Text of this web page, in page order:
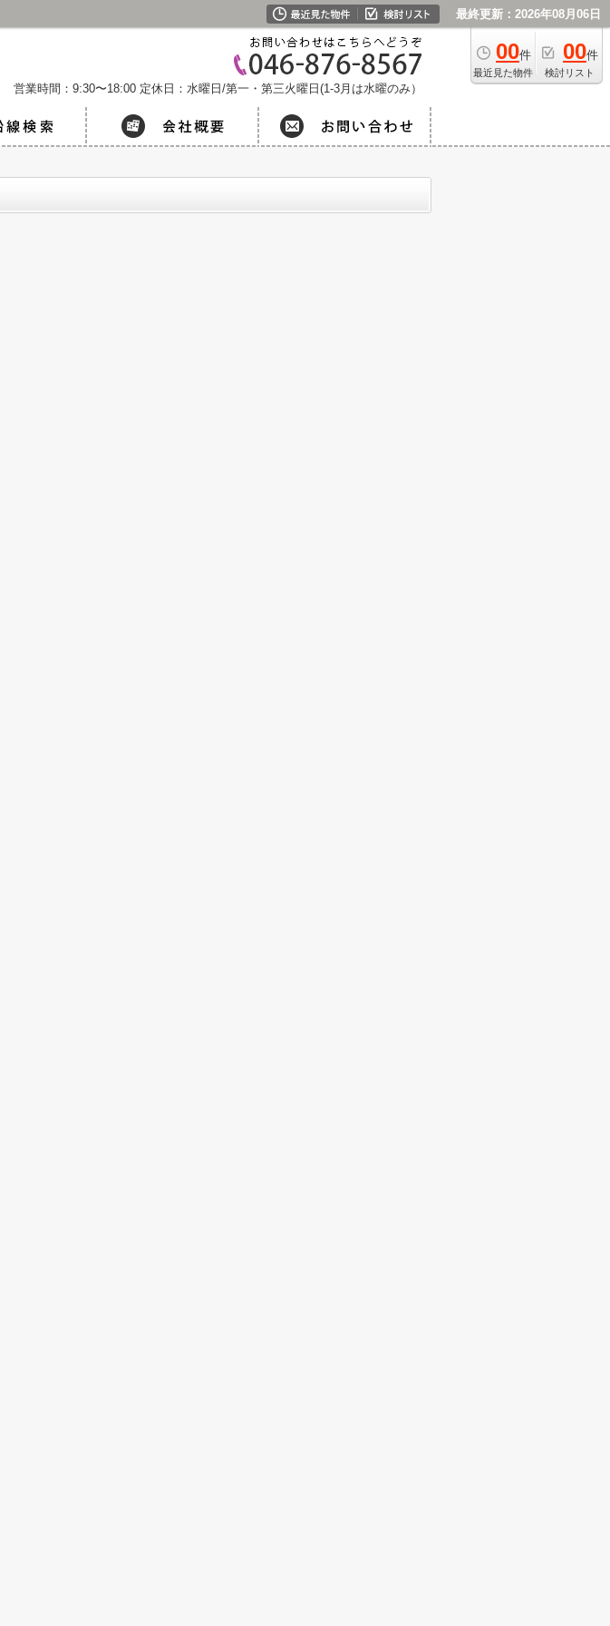
最終更新：2026年08月06日
00件
最近見た物件
00件
検討リスト
営業時間：9:30〜18:00 定休日：水曜日/第一・第三火曜日(1-3月は水曜のみ）